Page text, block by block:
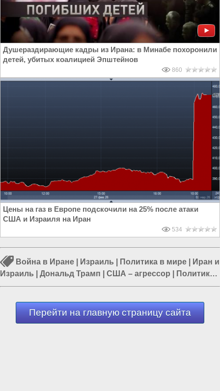
Душераздирающие кадры из Ирана: в Минабе похоронили
детей, убитых коалицией Эпштейнов
860
Цены на газ в Европе подскочили на 25% после атаки
США и Израиля на Иран
534
Война в Иране Израиль Политика в мире
Иран и
Израиль
Дональд Трамп США – агрессор
Политика
в Азии
Перейти на главную страницу сайта